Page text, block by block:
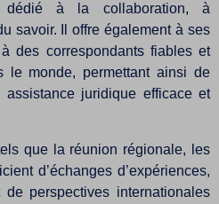
dédié à la collaboration, à
savoir. Il offre également à ses
des correspondants fiables et
le monde, permettant ainsi de
juridique efficace et
que la réunion régionale, les
d’échanges d’expériences,
perspectives internationales